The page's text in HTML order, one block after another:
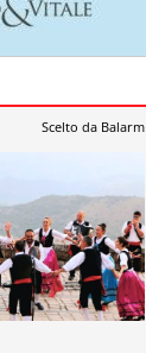
Scelto da Balarm